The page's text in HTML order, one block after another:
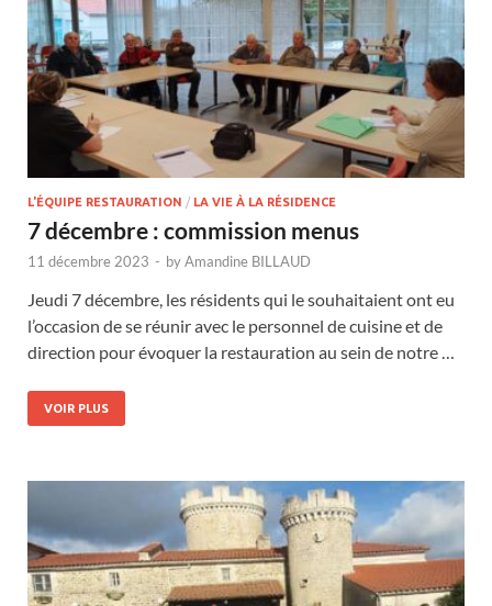
L'ÉQUIPE RESTAURATION / LA VIE À LA RÉSIDENCE
7 décembre : commission menus
11 décembre 2023 - byAmandine BILLAUD
Jeudi 7 décembre, les résidents qui le souhaitaient ont eu
l’occasion de se réunir avec le personnel de cuisine et de
direction pour évoquer la restauration au sein de notre …
VOIR PLUS